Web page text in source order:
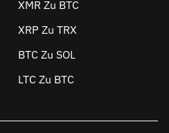
XMR Zu BTC
XRP Zu TRX
BTC Zu SOL
LTC Zu BTC